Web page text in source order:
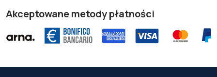
Akceptowane metody płatności